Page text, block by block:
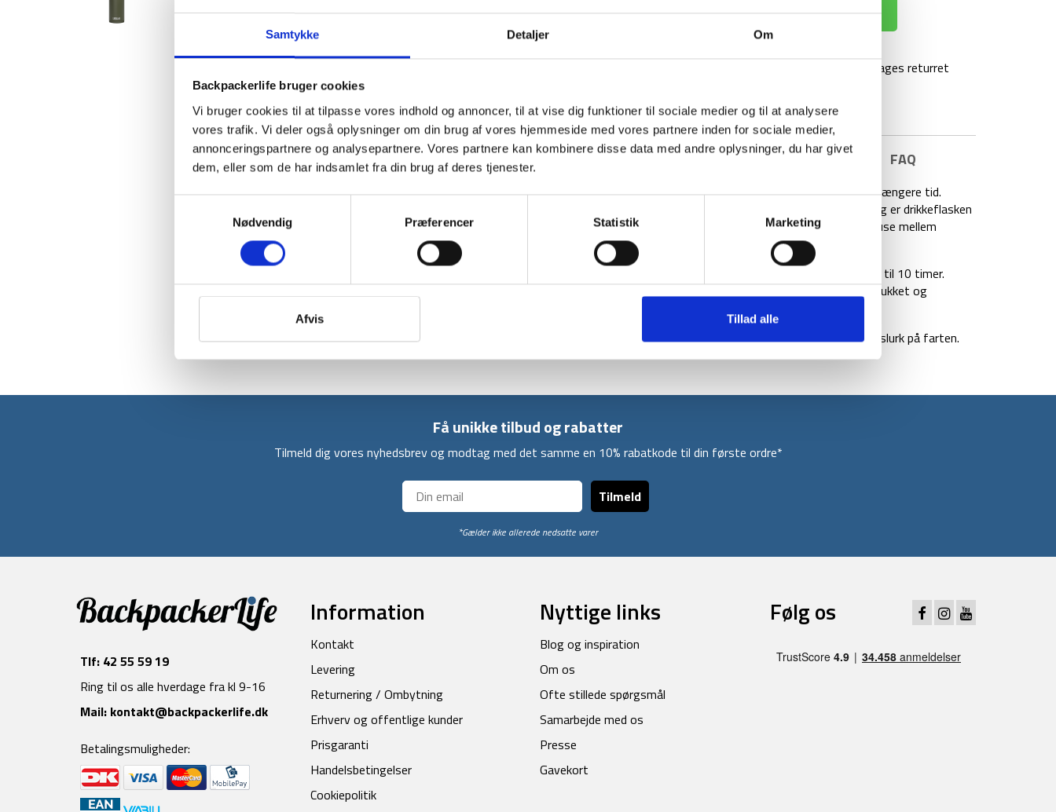
Samtykke Detaljer Om
Backpackerlife bruger cookies
Vi bruger cookies til at tilpasse vores indhold og annoncer, til at vise dig funktioner til sociale medier og til at analysere
vores trafik. Vi deler også oplysninger om din brug af vores hjemmeside med vores partnere inden for sociale medier,
annonceringspartnere og analysepartnere. Vores partnere kan kombinere disse data med andre oplysninger, du har givet
dem, eller som de har indsamlet fra din brug af deres tjenester.
Nødvendig
Præferencer Statistik Marketing
Afvis Tillad alle
TILFØJ TIL KURV
100 dages returret
BESKRIVELSE YDERLIGERE INFORMATION BRAND FAQ
Denne Termo Thrive Chug VSS drikkeflaske er god, hvis du vil have koldt vand i længere tid.
Drikkeflasken er robust og består af rustfrit stål. Med det smarte bærehåndtag er drikkeflasken
nem at tage med uanset, om du er udenfor, til træning, hjemme eller holder pause mellem
Drikkeflasken har en kapacitet på 1 liter, og kan holde dine drikkevarer kolde i op til 10 timer.
Desuden er der ingen fare for at spilde vand, da den er lækagesikker når den er lukket og
Denne flaske kommer med Chug-låg så man nemt og hurtigt kan tage en stor slurk på farten.
Få unikke tilbud og rabatter
Tilmeld dig vores nyhedsbrev og modtag med det samme en 10% rabatkode til din første ordre*
Tilmeld
*Gælder ikke allerede nedsatte varer
Tlf: 42 55 59 19
Ring til os alle hverdage fra kl 9-16
Mail: kontakt@backpackerlife.dk
Betalingsmuligheder:
Information
Kontakt
Levering
Returnering / Ombytning
Erhverv og offentlige kunder
Prisgaranti
Handelsbetingelser
Cookiepolitik
Nyttige links
Blog og inspiration
Om os
Ofte stillede spørgsmål
Samarbejde med os
Presse
Gavekort
Følg os